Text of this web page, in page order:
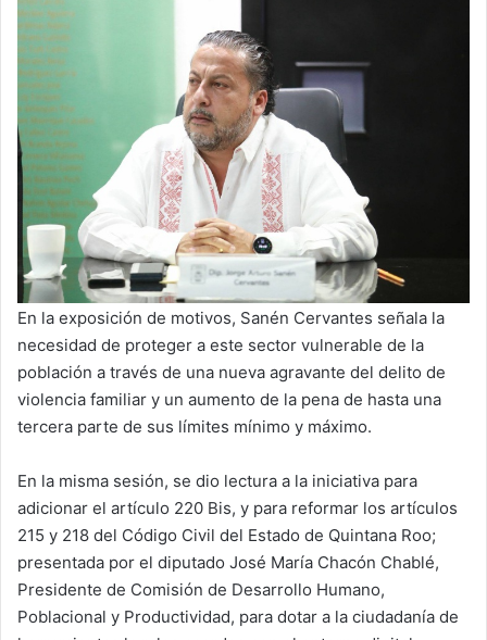
En la exposición de motivos, Sanén Cervantes señala la
necesidad de proteger a este sector vulnerable de la
población a través de una nueva agravante del delito de
violencia familiar y un aumento de la pena de hasta una
tercera parte de sus límites mínimo y máximo.
En la misma sesión, se dio lectura a la iniciativa para
adicionar el artículo 220 Bis, y para reformar los artículos
215 y 218 del Código Civil del Estado de Quintana Roo;
presentada por el diputado José María Chacón Chablé,
Presidente de Comisión de Desarrollo Humano,
Poblacional y Productividad, para dotar a la ciudadanía de